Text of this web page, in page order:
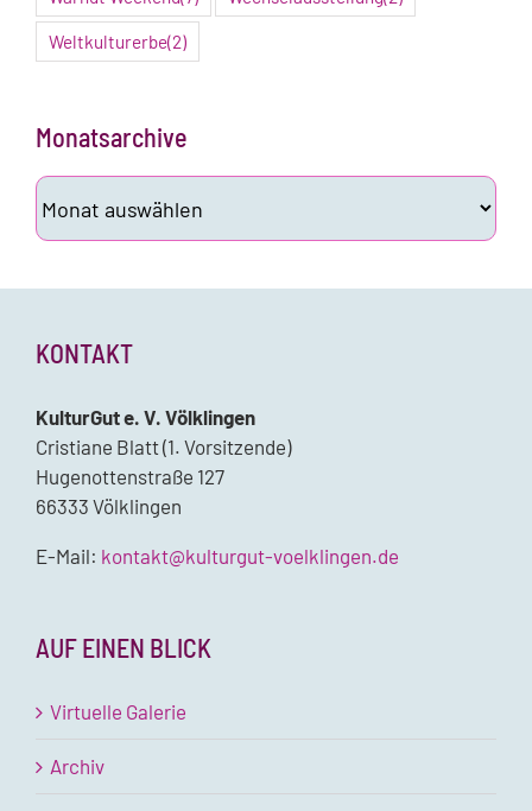
Weltkulturerbe(2)
Monatsarchive
Monatsarchive
KONTAKT
KulturGut e. V. Völklingen
Cristiane Blatt (1. Vorsitzende)
Hugenottenstraße 127
66333 Völklingen
E-Mail: kontakt@kulturgut-voelklingen.de
AUF EINEN BLICK
Virtuelle Galerie
Archiv